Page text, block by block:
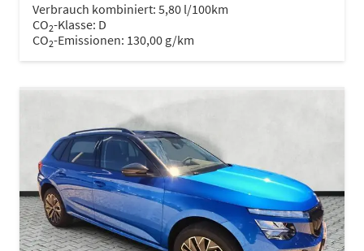
Verbrauch kombiniert: 5,80 l/100km
CO2-Klasse: D
CO2-Emissionen: 130,00 g/km